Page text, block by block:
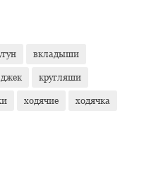
вкладыши
джек кругляши
ходячие ходячка